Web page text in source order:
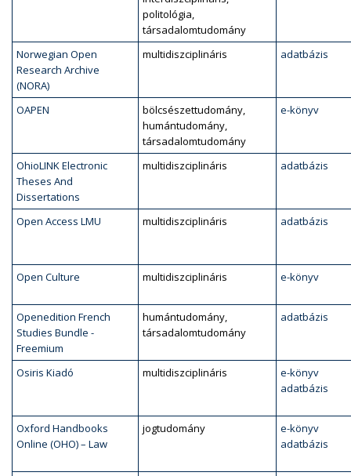
politológia,
társadalomtudomány
Norwegian Open
Research Archive
(NORA)
multidiszciplináris adatbázis
OAPEN
bölcsészettudomány,
humántudomány,
társadalomtudomány
e-könyv
OhioLINK Electronic
Theses And
Dissertations
multidiszciplináris adatbázis
Open Access LMU multidiszciplináris adatbázis
Open Culture multidiszciplináris e-könyv
Openedition French
Studies Bundle -
Freemium
humántudomány,
társadalomtudomány
adatbázis
Osiris Kiadó multidiszciplináris
e-könyv
adatbázis
Oxford Handbooks
Online (OHO) – Law
jogtudomány
e-könyv
adatbázis